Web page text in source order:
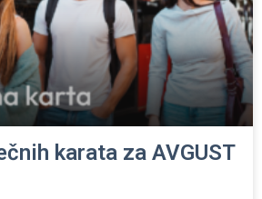
karata za AVGUST